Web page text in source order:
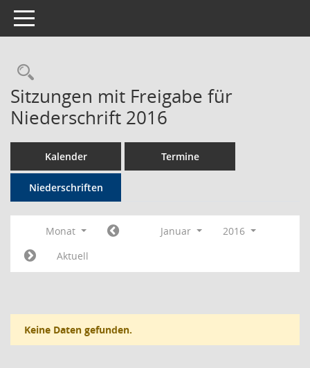
Toggle navigation
Rechercheauswahl
Sitzungen mit Freigabe für
Niederschrift 2016
Kalender Termine
Niederschriften
Monat Januar
2016
Aktuell
Keine Daten gefunden.